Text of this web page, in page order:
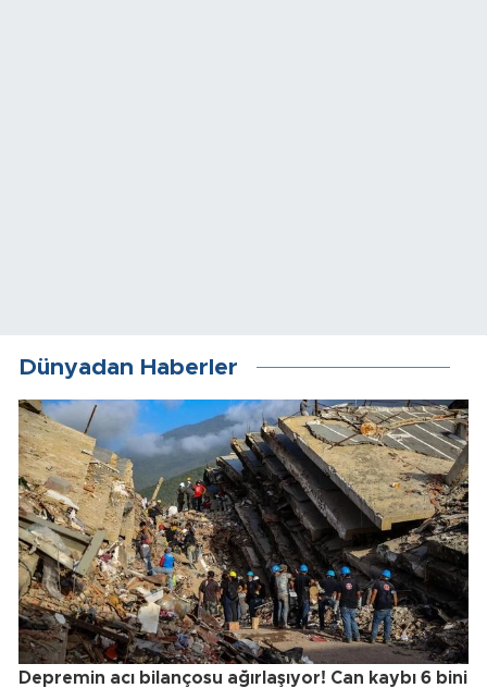
Dünyadan Haberler
Depremin acı bilançosu ağırlaşıyor! Can kaybı 6 bini